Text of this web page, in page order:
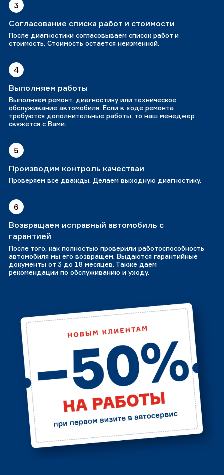
3
Согласование списка работ и стоимости
После диагностики согласовываем список работ и
стоимость. Стоимость остается неизменной.
4
Выполняем работы
Выполняем ремонт, диагностику или техническое
обслуживание автомобиля. Если в ходе ремонта
требуются дополнительные работы, то наш менеджер
свяжется с Вами.
5
Производим контроль качестваи
Проверяем все дважды. Делаем выходную диагностику.
6
Возвращаем исправный автомобиль с
гарантией
После того, как полностью проверили работоспособность
автомобиля мы его возвращем. Выдаются гарантийные
документы от 3 до 18 месяцев. Также даем
рекомендации по обслуживанию и уходу.